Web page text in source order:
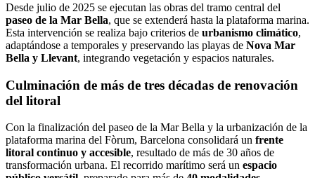
Desde julio de 2025 se ejecutan las obras del tramo central del
paseo de la Mar Bella, que se extenderá hasta la plataforma marina.
Esta intervención se realiza bajo criterios de urbanismo climático,
adaptándose a temporales y preservando las playas de Nova Mar
Bella y Llevant, integrando vegetación y espacios naturales.
Culminación de más de tres décadas de renovación
del litoral
Con la finalización del paseo de la Mar Bella y la urbanización de la
plataforma marina del Fòrum, Barcelona consolidará un frente
litoral continuo y accesible, resultado de más de 30 años de
transformación urbana. El recorrido marítimo será un espacio